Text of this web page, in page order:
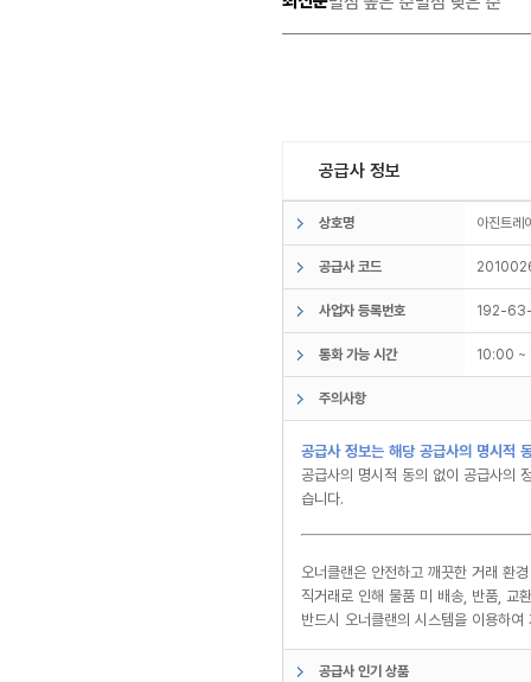
공급사 정보
상호명 아진트
공급사 코드
사업자 등록번호 192-
통화 가능 시간 10:00
주의사항
공급사 정보는 해당 공급사의 명시적
공급사의 명시적 동의 없이 공급사의
습니다.
오너클랜은 안전하고 깨끗한 거래 환
직거래로 인해 물품 미 배송, 반품, 교
반드시 오너클랜의 시스템을 이용하
공급사 인기 상품